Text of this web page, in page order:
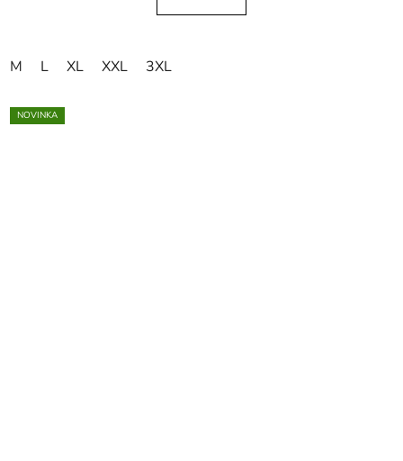
M L XL XXL 3XL
NOVINKA